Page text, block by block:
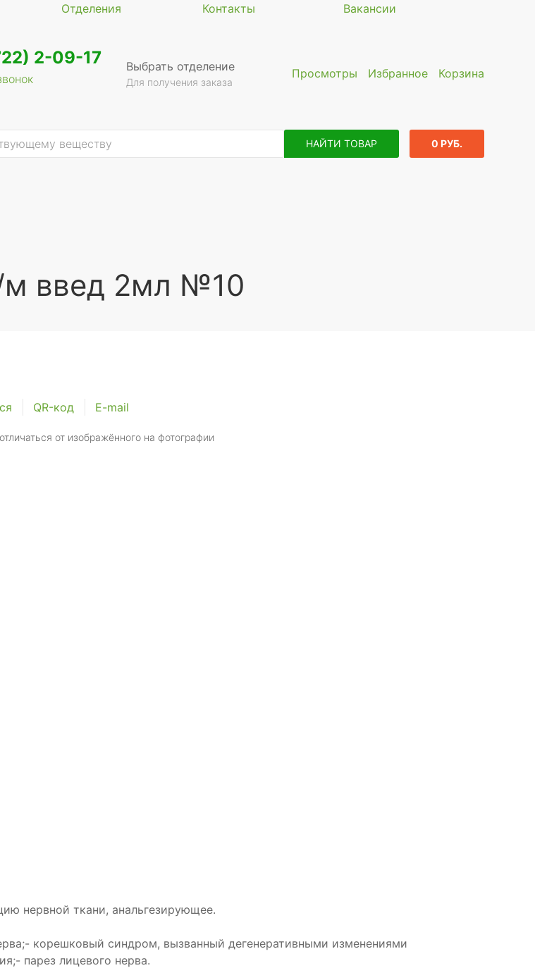
Отделения Контакты Вакансии
2-09-17 Выбрать отделение
Для получения заказа
Просмотры Избранное Корзина
НАЙТИ ТОВАР 0 РУБ.
м введ 2мл №10
QR-код E-mail
от изображённого на фотографии
нервной ткани, анальгезирующее.
корешковый синдром, вызванный дегенеративными изменениями
парез лицевого нерва.